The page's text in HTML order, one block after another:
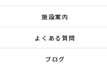
施設案内
よくある質問
ブログ